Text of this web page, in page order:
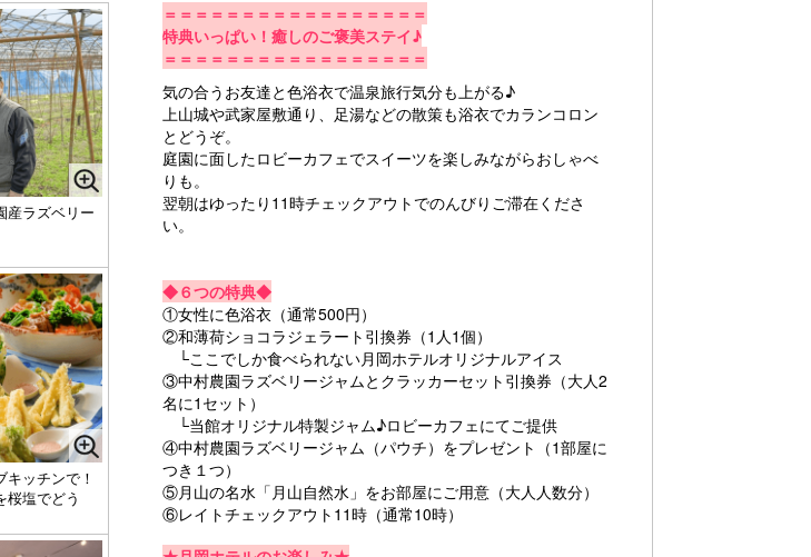
＝＝＝＝＝＝＝＝＝＝＝＝＝＝＝＝＝
特典いっぱい！癒しのご褒美ステイ♪
＝＝＝＝＝＝＝＝＝＝＝＝＝＝＝＝＝
気の合うお友達と色浴衣で温泉旅行気分も上がる♪
上山城や武家屋敷通り、足湯などの散策も浴衣でカランコロン
とどうぞ。
庭園に面したロビーカフェでスイーツを楽しみながらおしゃべ
りも。
翌朝はゆったり11時チェックアウトでのんびりご滞在くださ
い。
◆６つの特典◆
①女性に色浴衣（通常500円）
②和薄荷ショコラジェラート引換券（1人1個）
└ここでしか食べられない月岡ホテルオリジナルアイス
③中村農園ラズベリージャムとクラッカーセット引換券（大人2
名に1セット）
└当館オリジナル特製ジャム♪ロビーカフェにてご提供
④中村農園ラズベリージャム（パウチ）をプレゼント（1部屋に
つき１つ）
⑤月山の名水「月山自然水」をお部屋にご用意（大人人数分）
⑥レイトチェックアウト11時（通常10時）
産ラズベリー
ッチンで！
桜塩でどう